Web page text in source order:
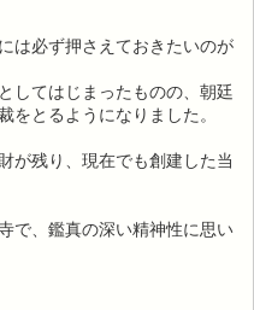
は必ず押さえておきたいのが
してはじまったものの、朝廷
をとるようになりました。
が残り、現在でも創建した当
で、鑑真の深い精神性に思い